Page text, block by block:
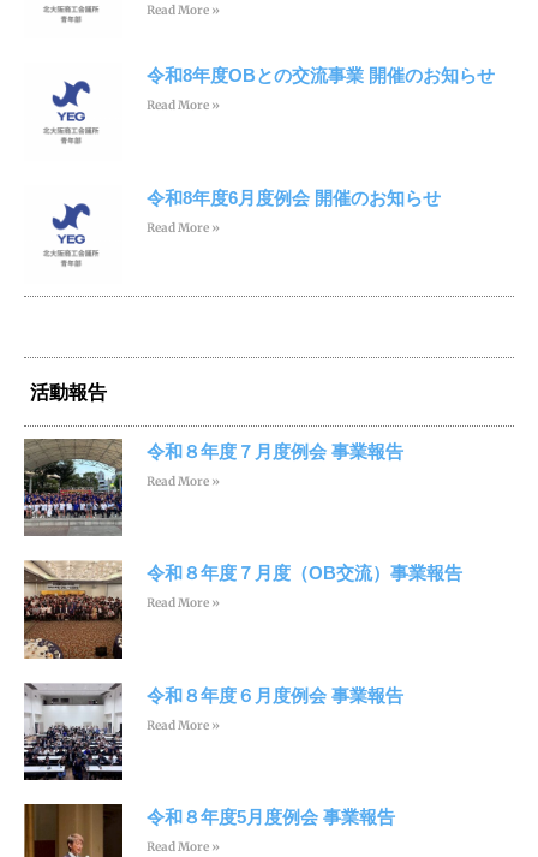
Read More »
令和8年度OBとの交流事業 開催のお知らせ
Read More »
令和8年度6月度例会 開催のお知らせ
Read More »
活動報告
令和８年度７月度例会 事業報告
Read More »
令和８年度７月度（OB交流）事業報告
Read More »
令和８年度６月度例会 事業報告
Read More »
令和８年度5月度例会 事業報告
Read More »